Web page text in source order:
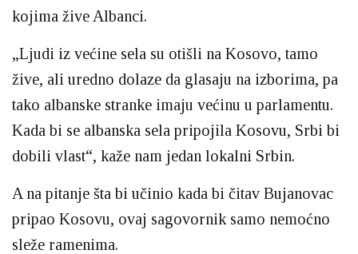
kojima žive Albanci.
„Ljudi iz većine sela su otišli na Kosovo, tamo
žive, ali uredno dolaze da glasaju na izborima, pa
tako albanske stranke imaju većinu u parlamentu.
Kada bi se albanska sela pripojila Kosovu, Srbi bi
dobili vlast“, kaže nam jedan lokalni Srbin.
A na pitanje šta bi učinio kada bi čitav Bujanovac
pripao Kosovu, ovaj sagovornik samo nemoćno
sleže ramenima.